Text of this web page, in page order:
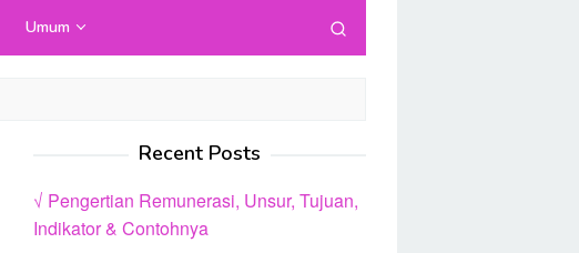
Umum
Recent Posts
√ Pengertian Remunerasi, Unsur, Tujuan,
Indikator & Contohnya